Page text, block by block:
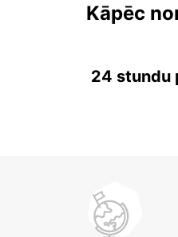
Kāpēc
24 stundu